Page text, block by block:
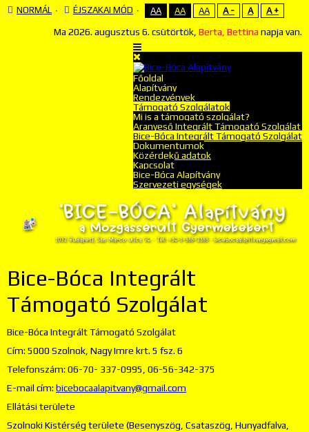
NORMÁL ÉJSZAKAI MÓD AA AA AA A - A A +
Ma 2026. augusztus 6. csütörtök, Berta, Bettina napja van.
Főoldal
Alapítvány
Rendezvények
Támogató Szolgálatok
Mi is a támogató szolgálat?
Aranyeső Integrált Támogató Szolgálat
Bice-Bóca Integrált Támogató Szolgálat
Dokumentumok
Közérdekű adatok
Kapcsolat
Bice-Bóca Alapítvány
Szervezeti egységek
Bice-Bóca Integrált
Támogató Szolgálat
Bice-Bóca Integrált Támogató Szolgálat
Cím: 5000 Szolnok, Nagy Imre krt. 5 fsz. 6
Telefonszám: 06-70- 337-0995, 06-56-342-375
E-mail cím: bicebocaalapitvany@gmail.com
Ellátási területe
Szolnoki Kistérség területe (Besenyszög, Csataszög, Hunyadfalva,